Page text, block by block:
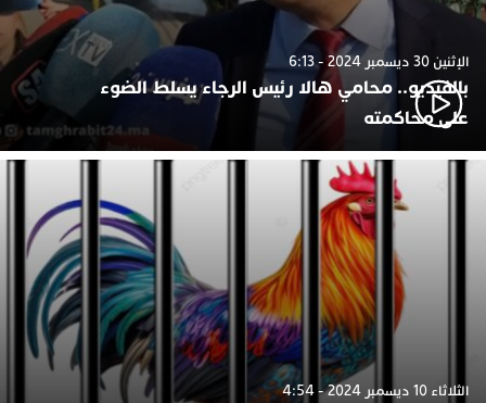
الإثنين 30 ديسمبر 2024 - 6:13
بالفيديو.. محامي هالا رئيس الرجاء يسلط الضوء
على محاكمته
الثلاثاء 10 ديسمبر 2024 - 4:54